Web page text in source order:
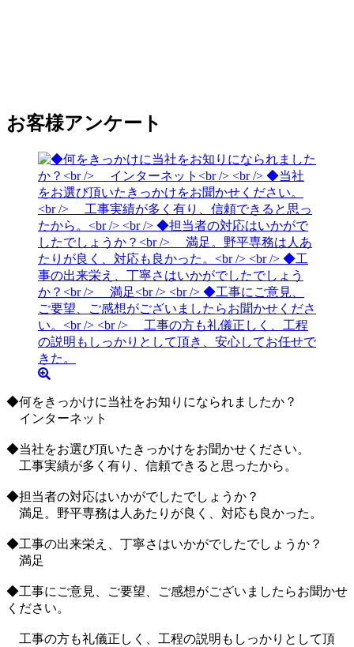
お客様アンケート
◆何をきっかけに当社をお知りになられましたか？
インターネット
◆当社をお選び頂いたきっかけをお聞かせください。
工事実績が多く有り、信頼できると思ったから。
◆担当者の対応はいかがでしたでしょうか？
満足。野平専務は人あたりが良く、対応も良かった。
◆工事の出来栄え、丁寧さはいかがでしたでしょうか？
満足
◆工事にご意見、ご要望、ご感想がございましたらお聞かせ
ください。
工事の方も礼儀正しく、工程の説明もしっかりとして頂